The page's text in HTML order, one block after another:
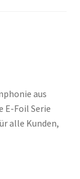
aus
E-Foil Serie
alle Kunden,